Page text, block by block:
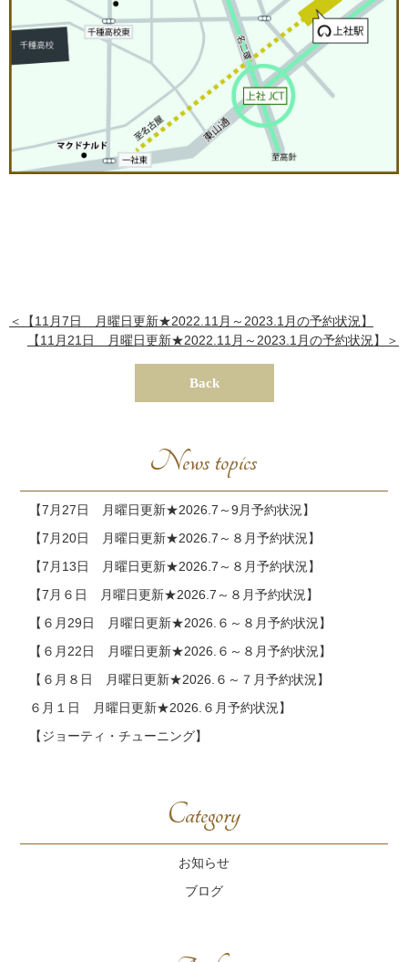
＜【11月7日 月曜日更新★2022.11月～2023.1月の予約状況】
【11月21日 月曜日更新★2022.11月～2023.1月の予約状況】＞
Back
News topics
【7月27日 月曜日更新★2026.7～9月予約状況】
【7月20日 月曜日更新★2026.7～８月予約状況】
【7月13日 月曜日更新★2026.7～８月予約状況】
【7月６日 月曜日更新★2026.7～８月予約状況】
【６月29日 月曜日更新★2026.６～８月予約状況】
【６月22日 月曜日更新★2026.６～８月予約状況】
【６月８日 月曜日更新★2026.６～７月予約状況】
６月１日 月曜日更新★2026.６月予約状況】
【ジョーティ・チューニング】
Category
お知らせ
ブログ